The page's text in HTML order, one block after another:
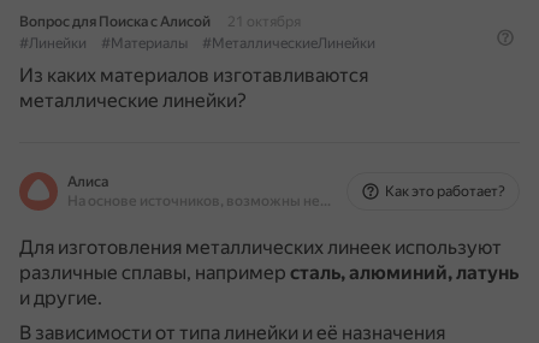
Вопрос для Поиска с Алисой
21 октября
#Линейки
#Материалы #МеталлическиеЛинейки
Из каких материалов изготавливаются
металлические линейки?
Алиса
На основе источников, возможны неточности
Как это работает?
Для изготовления металлических линеек используют
различные сплавы, например сталь, алюминий, латунь
и другие.
В зависимости от типа линейки и её назначения